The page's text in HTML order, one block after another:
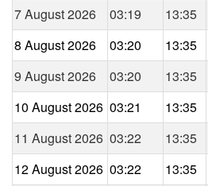
7 August 2026
03:19 13:35
8 August 2026
03:20 13:35
9 August 2026
03:20 13:35
10 August 2026 03:21 13:35
11 August 2026 03:22 13:35
12 August 2026 03:22 13:35